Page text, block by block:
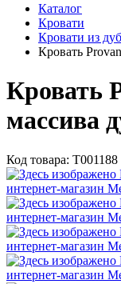
Каталог
Кровати
Кровати из
Кровать
Кровать
массива
Код товара: Т001188